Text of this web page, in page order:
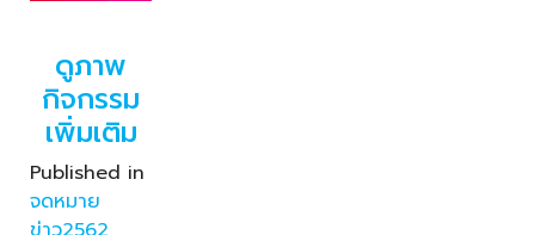
ดูภาพ
กิจกรรม
เพิ่มเติม
Published in
จดหมาย